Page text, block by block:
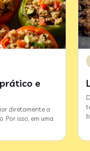
e
diretamente a
Por isso, em uma